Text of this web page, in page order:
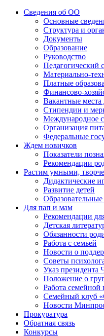
Сведения об ОО
Основные
Структура и
Документы
Образование
Руководство
Педагогический
Материально-
Платные
Финансово-
Вакантные
Стипендии и
Международное
Организация
Федеральные
Ждем новичков
Показатели
Рекомендации
Растим умными,
Дидактические
Развитие детей
Для пап и мам
Рекомендации
Детская
Обязанности
Работа с семьей
Новости о
Советы
Указ президента
Положение о
Работа семейной
Семейный клуб
Новости
Прокуратура
Обратная связь
Конкурсы